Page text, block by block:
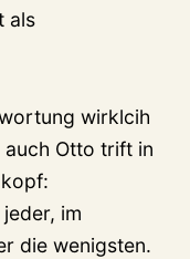
als
wirklcih
auch Otto trift in
im
die wenigsten.